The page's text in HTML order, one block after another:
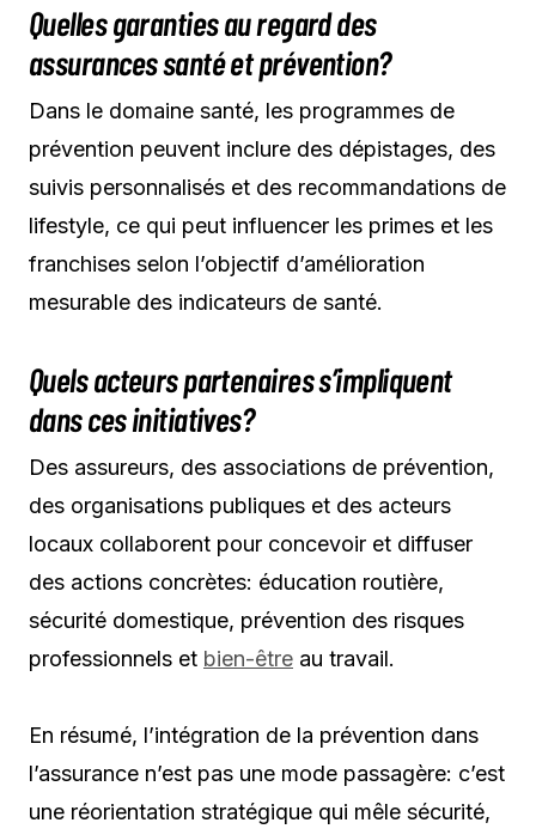
Quelles garanties au regard des
assurances santé et prévention?
Dans le domaine santé, les programmes de
prévention peuvent inclure des dépistages, des
suivis personnalisés et des recommandations de
lifestyle, ce qui peut influencer les primes et les
franchises selon l’objectif d’amélioration
mesurable des indicateurs de santé.
Quels acteurs partenaires s’impliquent
dans ces initiatives?
Des assureurs, des associations de prévention,
des organisations publiques et des acteurs
locaux collaborent pour concevoir et diffuser
des actions concrètes: éducation routière,
sécurité domestique, prévention des risques
professionnels et bien-être au travail.
En résumé, l’intégration de la prévention dans
l’assurance n’est pas une mode passagère: c’est
une réorientation stratégique qui mêle sécurité,